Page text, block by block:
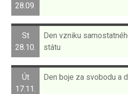
28.09.
St
28.10.
Den vzniku
státu
Út
17.11.
Den boje za svobodu a